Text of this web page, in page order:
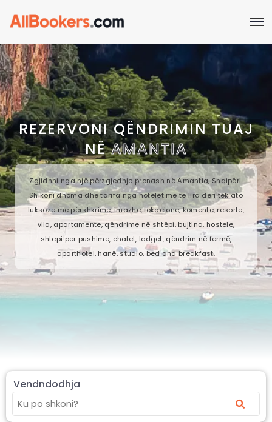
REZERVONI QËNDRIMIN TUAJ
NËAMANTIA
Zgjidhni nga një përzgjedhje pronash në Amantia, Shqipëri.
Shikoni dhoma dhe tarifa nga hotelet më të lira deri tek ato
luksoze me përshkrime, imazhe, lokacione, komente, resorte,
vila, apartamente, qëndrime në shtëpi, bujtina, hostele,
shtepi per pushime, chalet, lodget, qëndrim në fermë,
aparthotel, hanë, studio, bed and breakfast.
Vendndodhja